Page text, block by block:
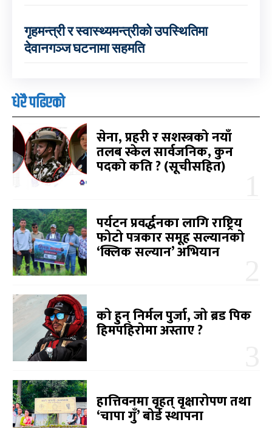
गृहमन्त्री र स्वास्थ्यमन्त्रीको उपस्थितिमा
देवानगञ्ज घटनामा सहमति
धेरै पढिएको
सेना, प्रहरी र सशस्त्रको नयाँ
तलब स्केल सार्वजनिक, कुन
पदको कति ? (सूचीसहित)
पर्यटन प्रवर्द्धनका लागि राष्ट्रिय
फोटो पत्रकार समूह सल्यानको
‘क्लिक सल्यान’ अभियान
को हुन् निर्मल पुर्जा, जो ब्रड पिक
हिमपहिरोमा अस्ताए ?
हात्तिवनमा वृहत् वृक्षारोपण तथा
‘चापा गुँ’ बोर्ड स्थापना